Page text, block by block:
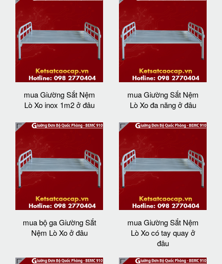
mua Giường Sắt Nệm
Lò Xo inox 1m2 ở đâu
mua Giường Sắt Nệm
Lò Xo đa năng ở đâu
mua bộ ga Giường Sắt
Nệm Lò Xo ở đâu
mua Giường Sắt Nệm
Lò Xo có tay quay ở
đâu